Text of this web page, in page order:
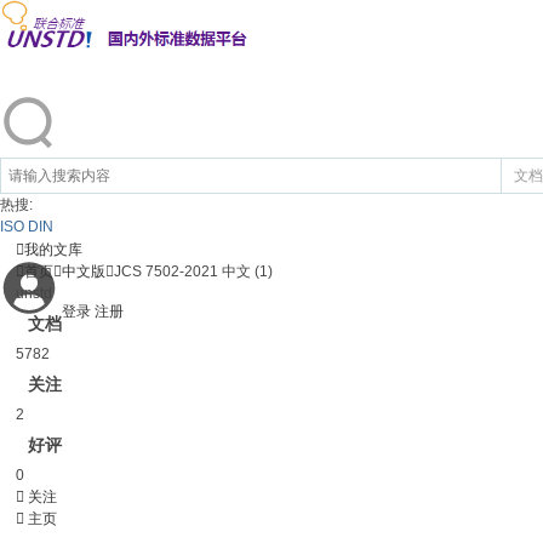
文档
热搜:
ISO DIN
登录 注册
我的文库
首页中文版JCS 7502-2021 中文 (1)
unstd
文档
5782
关注
2
好评
0
 关注
 主页